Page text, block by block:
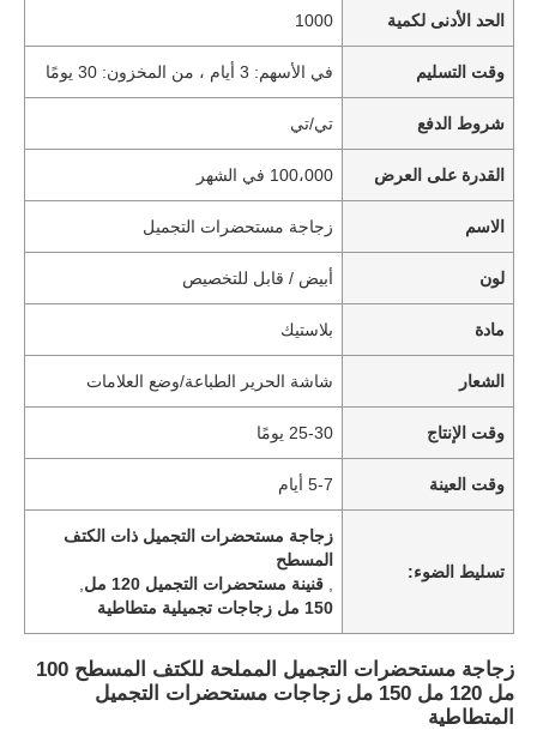
الحد الأدنى لكمية 1000
وقت التسليم في الأسهم: 3 أيام ، من المخزون: 30 يومًا
شروط الدفع تي/تي
القدرة على العرض 100،000 في الشهر
الاسم زجاجة مستحضرات التجميل
لون أبيض / قابل للتخصيص
مادة بلاستيك
الشعار شاشة الحرير الطباعة/وضع العلامات
وقت الإنتاج 25-30 يومًا
وقت العينة 5-7 أيام
تسليط الضوء:
زجاجة مستحضرات التجميل ذات الكتف
المسطح
,قنينة مستحضرات التجميل 120 مل
150 مل زجاجات تجميلية متطاطية
زجاجة مستحضرات التجميل المملحة للكتف المسطح 100
مل 120 مل 150 مل زجاجات مستحضرات التجميل
المتطاطية